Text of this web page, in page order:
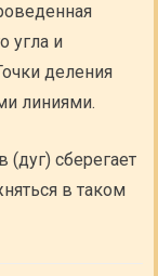
угла и
деления
линиями.
(дуг) сберегает
в таком